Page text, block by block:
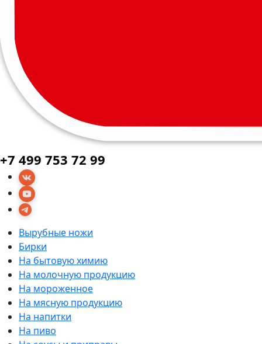
+7 499 753 72 99
Вырубные ножи
Бирки
На бытовую химию
На молочную продукцию
На мороженное
На мясную продукцию
На напитки
На пиво